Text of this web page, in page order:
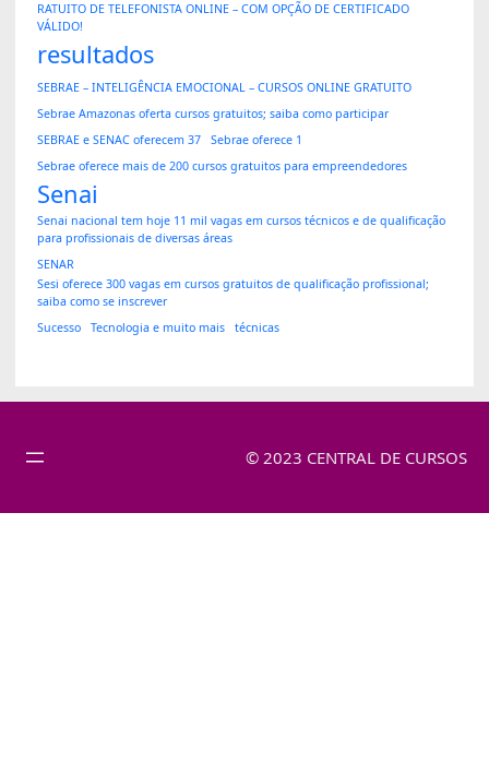
RATUITO DE TELEFONISTA ONLINE – COM OPÇÃO DE CERTIFICADO
VÁLIDO!
resultados
SEBRAE – INTELIGÊNCIA EMOCIONAL – CURSOS ONLINE GRATUITO
Sebrae Amazonas oferta cursos gratuitos; saiba como participar
SEBRAE e SENAC oferecem 37
Sebrae oferece 1
Sebrae oferece mais de 200 cursos gratuitos para empreendedores
Senai
Senai nacional tem hoje 11 mil vagas em cursos técnicos e de qualificação
para profissionais de diversas áreas
SENAR
Sesi oferece 300 vagas em cursos gratuitos de qualificação profissional;
saiba como se inscrever
Sucesso
Tecnologia e muito mais técnicas
© 2023 CENTRAL DE CURSOS